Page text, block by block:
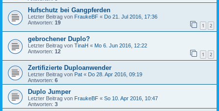
Hufschutz bei Gangpferden
Letzter Beitrag von FraukeBF « Do 21. Jul 2016, 17:36
Antworten: 19 1 2
gebrochener Duplo?
Letzter Beitrag von TinaH « Mo 6. Jun 2016, 12:22
Antworten: 12 1 2
Zertifizierte Duploanwender
Letzter Beitrag von Pat « Do 28. Apr 2016, 09:19
Antworten: 6
Duplo Jumper
Letzter Beitrag von FraukeBF « So 10. Apr 2016, 10:47
Antworten: 3